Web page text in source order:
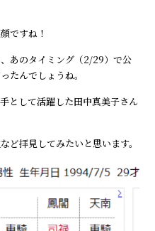
ですね！
あのタイミング（2/29）で公
たんでしょうね。
として活躍した田中真美子さん
ど拝見してみたいと思います。